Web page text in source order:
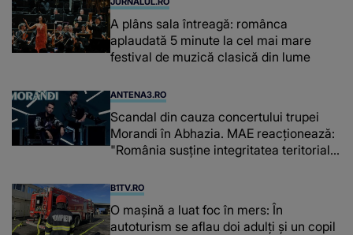
A plâns sala întreagă: românca
aplaudată 5 minute la cel mai mare
festival de muzică clasică din lume
ANTENA3.RO
Scandal din cauza concertului trupei
Morandi în Abhazia. MAE reacționează:
"România susține integritatea teritorială
B1TV.RO
O maşină a luat foc în mers: În
autoturism se aflau doi adulți și un copil